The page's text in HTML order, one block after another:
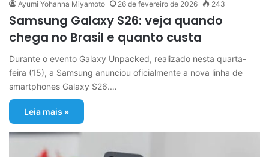
Ayumi Yohanna Miyamoto 26 de fevereiro de 2026 243
Samsung Galaxy S26: veja quando
chega no Brasil e quanto custa
Durante o evento Galaxy Unpacked, realizado nesta quarta-
feira (15), a Samsung anunciou oficialmente a nova linha de
smartphones Galaxy S26.…
Leia mais »